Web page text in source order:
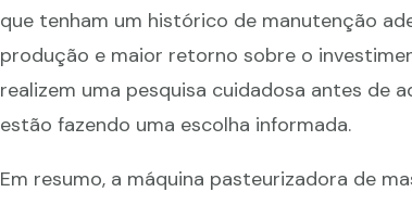
que tenham um histórico de manutenção
produção e maior retorno sobre o
realizem uma pesquisa cuidadosa antes de
estão fazendo uma escolha informada.
Em resumo, a máquina pasteurizadora de